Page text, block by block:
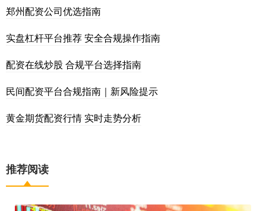
郑州配资公司优选指南
实盘杠杆平台推荐 安全合规操作指南
配资在线炒股 合规平台选择指南
民间配资平台合规指南｜新风险提示
黄金期货配资行情 实时走势分析
推荐阅读